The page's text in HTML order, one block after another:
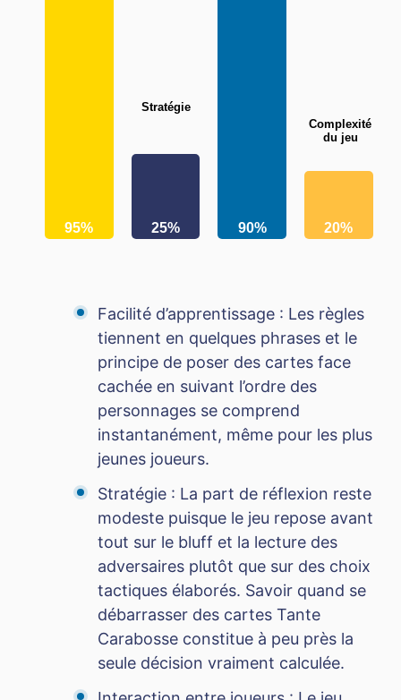
95% 25%
Stratégie
90% 20%
Complexité
du jeu
Facilité d’apprentissage : Les règles
tiennent en quelques phrases et le
principe de poser des cartes face
cachée en suivant l’ordre des
personnages se comprend
instantanément, même pour les plus
jeunes joueurs.
Stratégie : La part de réflexion reste
modeste puisque le jeu repose avant
tout sur le bluff et la lecture des
adversaires plutôt que sur des choix
tactiques élaborés. Savoir quand se
débarrasser des cartes Tante
Carabosse constitue à peu près la
seule décision vraiment calculée.